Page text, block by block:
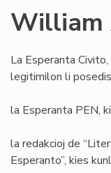
William
La Esperanta Civito,
legitimilon li
la Esperanta PEN,
la redakcioj de
Esperanto”, kies